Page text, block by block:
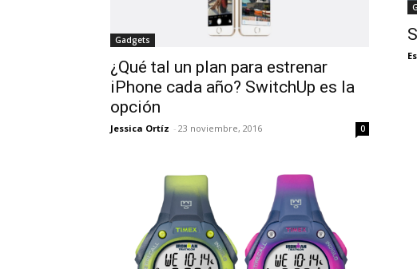
Gadgets
¿Qué tal un plan para estrenar
iPhone cada año? SwitchUp es la
opción
Jessica Ortíz - 23 noviembre, 2016 0